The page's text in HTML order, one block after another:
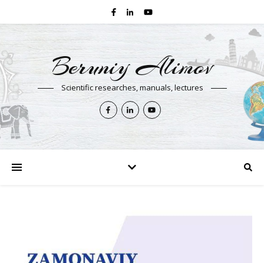
Beruniy Alimov
Scientific researches, manuals, lectures